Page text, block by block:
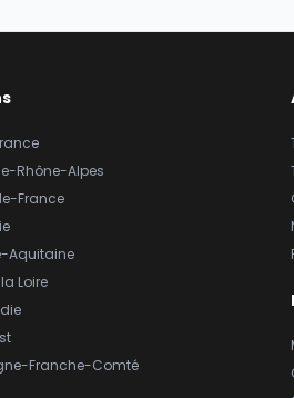
Rhône-Alpes
France
Aquitaine
Loire
Franche-Comté